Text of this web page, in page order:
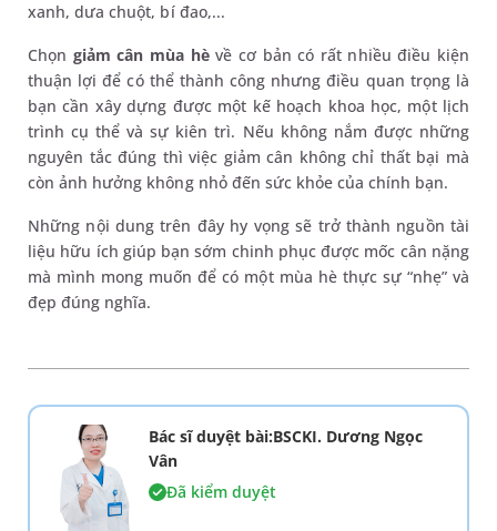
xanh, dưa chuột, bí đao,...
Chọn giảm cân mùa hèvề cơ bản có rất nhiều điều kiện
thuận lợi để có thể thành công nhưng điều quan trọng là
bạn cần xây dựng được một kế hoạch khoa học, một lịch
trình cụ thể và sự kiên trì. Nếu không nắm được những
nguyên tắc đúng thì việc giảm cân không chỉ thất bại mà
còn ảnh hưởng không nhỏ đến sức khỏe của chính bạn.
Những nội dung trên đây hy vọng sẽ trở thành nguồn tài
liệu hữu ích giúp bạn sớm chinh phục được mốc cân nặng
mà mình mong muốn để có một mùa hè thực sự “nhẹ” và
đẹp đúng nghĩa.
Bác sĩ duyệt bài:BSCKI. Dương Ngọc
Vân
Đã kiểm duyệt